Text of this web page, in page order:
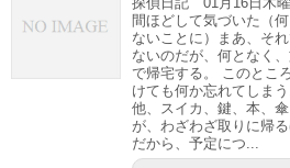
間ほどして気づいた（
ないことに）まあ、そ
ないのだが、何となく
で帰宅する。 このとこ
けても何か忘れてしま
他、スイカ、鍵、本、
が、わざわざ取りに帰
だから、予定につ...